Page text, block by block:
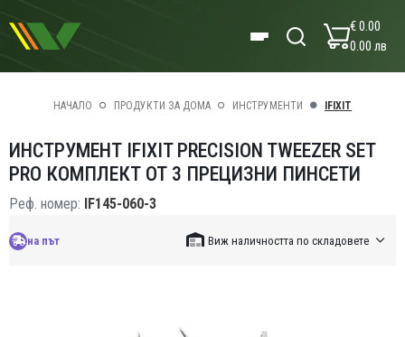
€ 0.00
0.00 лв
НАЧАЛО ПРОДУКТИ ЗА ДОМА ИНСТРУМЕНТИ IFIXIT
ИНСТРУМЕНТ IFIXIT PRECISION TWEEZER SET
PRO КОМПЛЕКТ ОТ 3 ПРЕЦИЗНИ ПИНСЕТИ
Реф. номер: IF145-060-3
на път Виж наличността по складовете